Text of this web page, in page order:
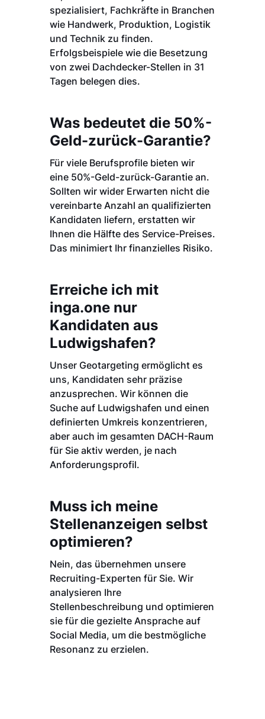
spezialisiert, Fachkräfte in Branchen
wie Handwerk, Produktion, Logistik
und Technik zu finden.
Erfolgsbeispiele wie die Besetzung
von zwei Dachdecker-Stellen in 31
Tagen belegen dies.
Was bedeutet die 50%-
Geld-zurück-Garantie?
Für viele Berufsprofile bieten wir
eine 50%-Geld-zurück-Garantie an.
Sollten wir wider Erwarten nicht die
vereinbarte Anzahl an qualifizierten
Kandidaten liefern, erstatten wir
Ihnen die Hälfte des Service-Preises.
Das minimiert Ihr finanzielles Risiko.
Erreiche ich mit
inga.one nur
Kandidaten aus
Ludwigshafen?
Unser Geotargeting ermöglicht es
uns, Kandidaten sehr präzise
anzusprechen. Wir können die
Suche auf Ludwigshafen und einen
definierten Umkreis konzentrieren,
aber auch im gesamten DACH-Raum
für Sie aktiv werden, je nach
Anforderungsprofil.
Muss ich meine
Stellenanzeigen selbst
optimieren?
Nein, das übernehmen unsere
Recruiting-Experten für Sie. Wir
analysieren Ihre
Stellenbeschreibung und optimieren
sie für die gezielte Ansprache auf
Social Media, um die bestmögliche
Resonanz zu erzielen.